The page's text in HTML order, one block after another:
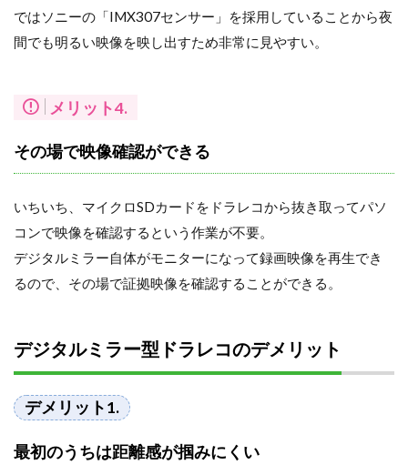
ではソニーの「IMX307センサー」を採用していることから夜
間でも明るい映像を映し出すため非常に見やすい。
メリット4.
その場で映像確認ができる
いちいち、マイクロSDカードをドラレコから抜き取ってパソ
コンで映像を確認するという作業が不要。
デジタルミラー自体がモニターになって録画映像を再生でき
るので、その場で証拠映像を確認することができる。
デジタルミラー型ドラレコのデメリット
デメリット1.
最初のうちは距離感が掴みにくい